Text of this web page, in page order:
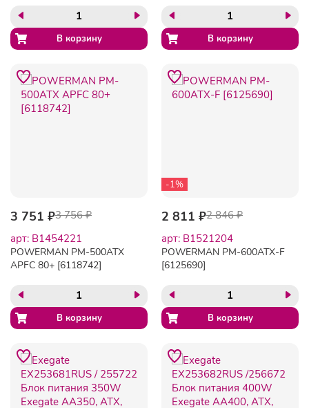
3 751 ₽3 756 ₽
арт: B1454221
POWERMAN PM-500ATX
APFC 80+ [6118742]
-1%
2 811 ₽2 846 ₽
арт: B1521204
POWERMAN PM-600ATX-F
[6125690]